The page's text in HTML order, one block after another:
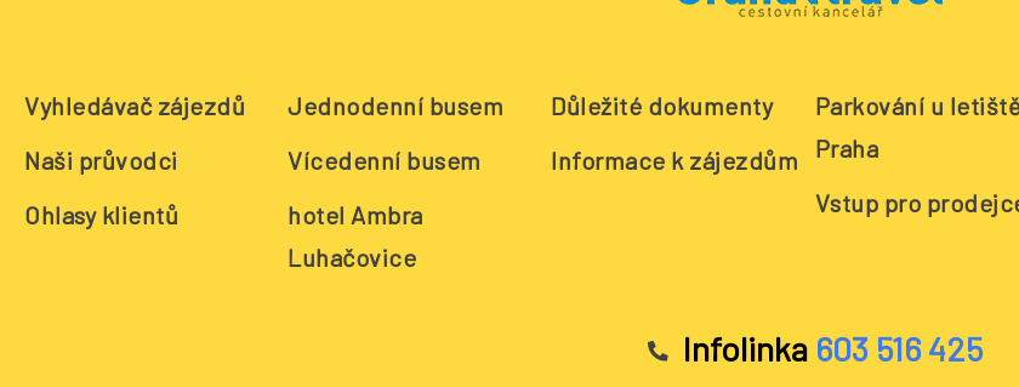
Vyhledávač zájezdů
Naši průvodci
Ohlasy klientů
Jednodenní busem
Vícedenní busem
hotel Ambra
Luhačovice
Důležité dokumenty
Informace k zájezdům
Parkování u
Praha
Vstup pro
Infolinka 603 516 425